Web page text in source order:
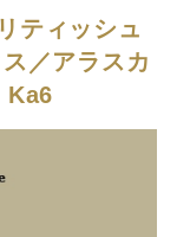
ティッシュ
／アラスカ